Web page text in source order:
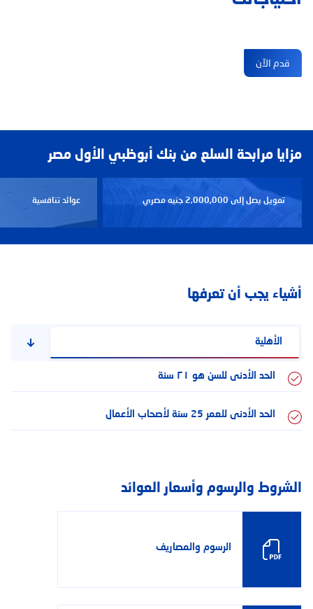
قدم الآن
مزايا مرابحة السلع من بنك أبوظبي الأول مصر
تمويل يصل إلى 2,000,000 جنيه مصري عوائد تنافسية
أشياء يجب أن تعرفها
الأهلية
الحد الأدنى للسن هو ٢١ سنة
الحد الأدنى للعمر 25 سنة لأصحاب الأعمال
الشروط والرسوم وأسعار العوائد
الرسوم والمصاريف